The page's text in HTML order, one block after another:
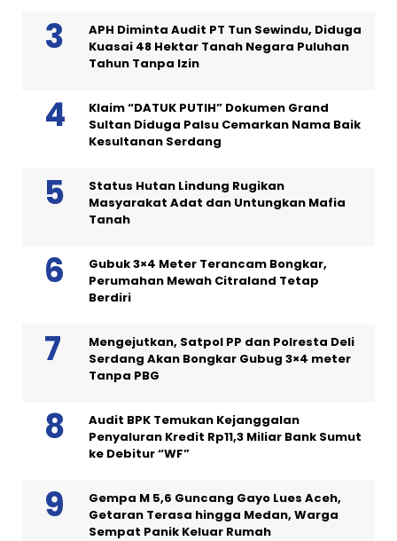
APH Diminta Audit PT Tun Sewindu, Diduga
Kuasai 48 Hektar Tanah Negara Puluhan
Tahun Tanpa Izin
Klaim “DATUK PUTIH” Dokumen Grand
Sultan Diduga Palsu Cemarkan Nama Baik
Kesultanan Serdang
Status Hutan Lindung Rugikan
Masyarakat Adat dan Untungkan Mafia
Tanah
Gubuk 3×4 Meter Terancam Bongkar,
Perumahan Mewah Citraland Tetap
Berdiri
Mengejutkan, Satpol PP dan Polresta Deli
Serdang Akan Bongkar Gubug 3×4 meter
Tanpa PBG
Audit BPK Temukan Kejanggalan
Penyaluran Kredit Rp11,3 Miliar Bank Sumut
ke Debitur “WF”
Gempa M 5,6 Guncang Gayo Lues Aceh,
Getaran Terasa hingga Medan, Warga
Sempat Panik Keluar Rumah